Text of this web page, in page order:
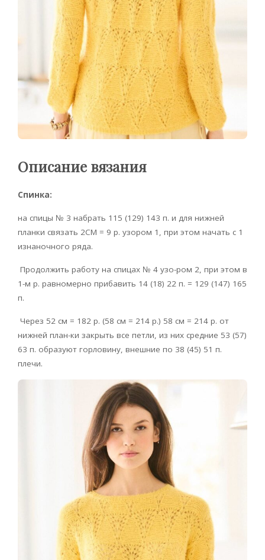
Описание вязания
Спинка:
на спицы № 3 набрать 115 (129) 143 п. и для нижней
планки связать 2CM = 9 р. узором 1, при этом начать с 1
изнаночного ряда.
Продолжить работу на спицах № 4 узо-ром 2, при этом в
1-м р. равномерно прибавить 14 (18) 22 п. = 129 (147) 165
п.
Через 52 см = 182 р. (58 см = 214 р.) 58 см = 214 р. от
нижней план-ки закрыть все петли, из них средние 53 (57)
63 п. образуют горловину, внешние по 38 (45) 51 п.
плечи.